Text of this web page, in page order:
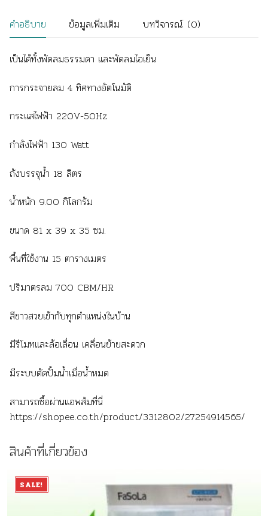
คำอธิบาย ข้อมูลเพิ่มเติม บทวิจารณ์ (0)
เป็นได้ทั้งพัดลมธรรมดา และพัดลมไอเย็น
การกระจายลม 4 ทิศทางอัตโนมัติ
กระแสไฟฟ้า 220V-50Hz
กำลังไฟฟ้า 130 Watt
ถังบรรจุน้ำ 18 ลิตร
น้ำหนัก 9.00 กิโลกรัม
ขนาด 81 x 39 x 35 ซม.
พื้นที่ใช้งาน 15 ตารางเมตร
ปริมาตรลม 700 CBM/HR
สีขาวสวยเข้ากับทุกตำแหน่งในบ้าน
มีรีโมทและล้อเลื่อน เคลื่อนย้ายสะดวก
มีระบบตัดปั้มน้ำเมื่อน้ำหมด
สามารถซื้อผ่านแอพส้มที่นี่
https://shopee.co.th/product/3312802/27254914565/
สินค้าที่เกี่ยวข้อง
SALE!